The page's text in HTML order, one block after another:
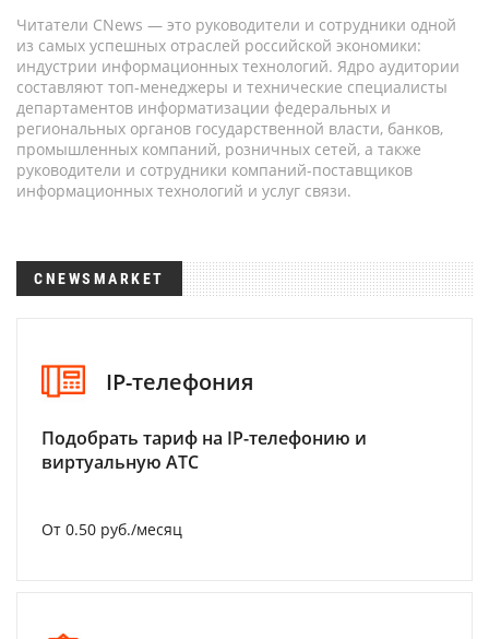
Читатели CNews — это руководители и сотрудники одной
из самых успешных отраслей российской экономики:
индустрии информационных технологий. Ядро аудитории
составляют топ-менеджеры и технические специалисты
департаментов информатизации федеральных и
региональных органов государственной власти, банков,
промышленных компаний, розничных сетей, а также
руководители и сотрудники компаний-поставщиков
информационных технологий и услуг связи.
CNEWSMARKET
IP-телефония
Подобрать тариф на IP-телефонию и
виртуальную АТС
От 0.50 руб./месяц